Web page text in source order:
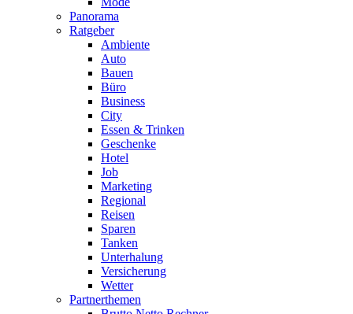
Panorama
Ratgeber
Ambiente
Auto
Bauen
Büro
Business
City
Essen & Trinken
Geschenke
Hotel
Job
Marketing
Regional
Reisen
Sparen
Tanken
Unterhalung
Versicherung
Wetter
Partnerthemen